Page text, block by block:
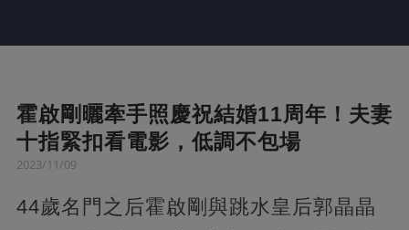
霍啟剛曬牽手照慶祝結婚11周年！夫妻
十指緊扣看電影，低調不包場
2023/11/09
44歲名門之后霍啟剛與跳水皇后郭晶晶